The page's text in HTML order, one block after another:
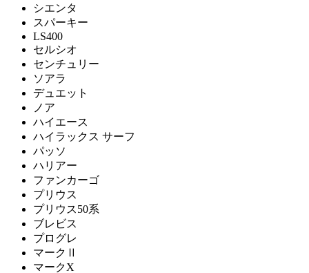
シエンタ
スパーキー
LS400
セルシオ
センチュリー
ソアラ
デュエット
ノア
ハイエース
ハイラックス サーフ
パッソ
ハリアー
ファンカーゴ
プリウス
プリウス50系
ブレビス
プログレ
マークⅡ
マークX